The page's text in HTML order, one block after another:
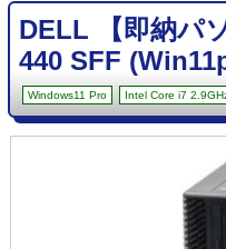
DELL 【即納パ
440 SFF
Windows11 Pro Intel Core i7